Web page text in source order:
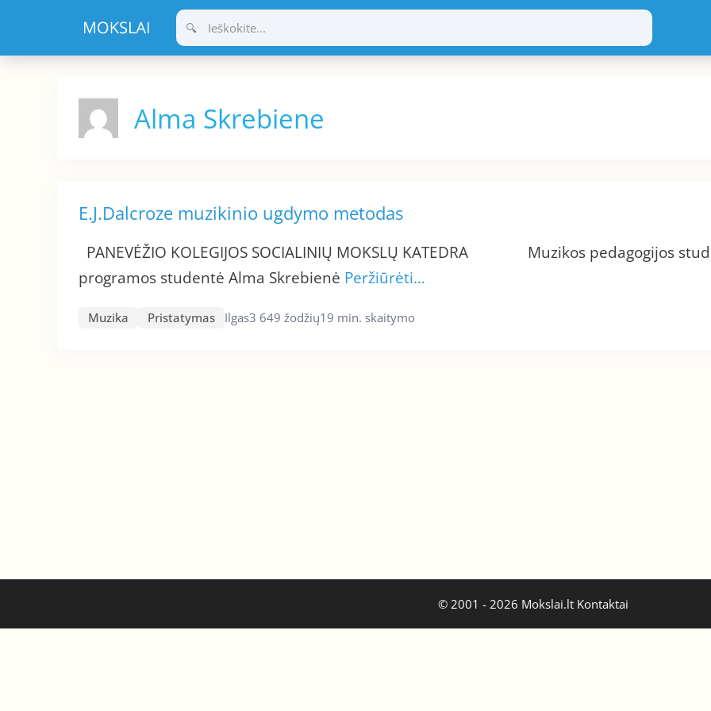
turinio
Alma Skrebiene
E.J.Dalcroze muzikinio ugdymo metodas
PANEVĖŽIO KOLEGIJOS SOCIALINIŲ MOKSLŲ KATEDRA Muzikos pedagogijos
programos studentė Alma Skrebienė Peržiūrėti…
Muzika Pristatymas Ilgas3 649 žodžių19 min. skaitymo
© 2001 - 2026 Mokslai.lt Kontaktai